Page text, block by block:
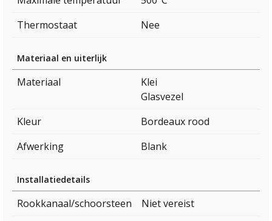
Thermostaat
Nee
Materiaal en uiterlijk
Materiaal
Klei
Glasvezel
Kleur
Bordeaux rood
Afwerking
Blank
Installatiedetails
Rookkanaal/schoorsteen
Niet vereist